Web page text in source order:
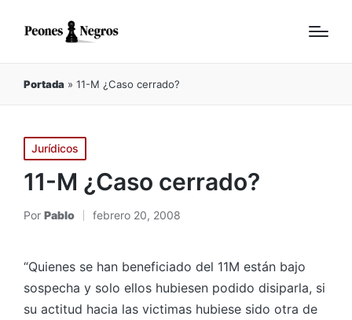
Portada » 11-M ¿Caso cerrado?
Publicado
en
Jurídicos
11-M ¿Caso cerrado?
Publicado
Por Pablo febrero 20, 2008
“Quienes se han beneficiado del 11M están bajo
sospecha y solo ellos hubiesen podido disiparla, si
su actitud hacia las victimas hubiese sido otra de